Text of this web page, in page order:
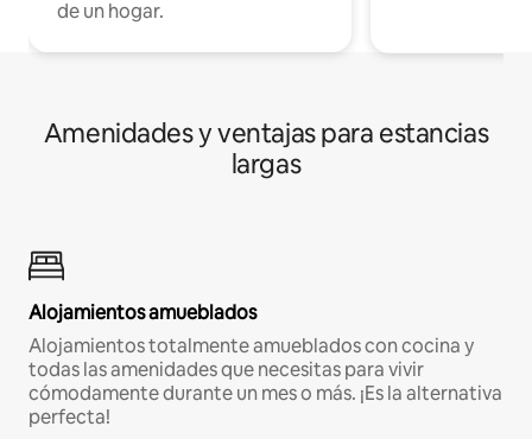
de un hogar.
Amenidades y ventajas para estancias
largas
Alojamientos amueblados
Alojamientos totalmente amueblados con cocina y
todas las amenidades que necesitas para vivir
cómodamente durante un mes o más. ¡Es la alternativa
perfecta!